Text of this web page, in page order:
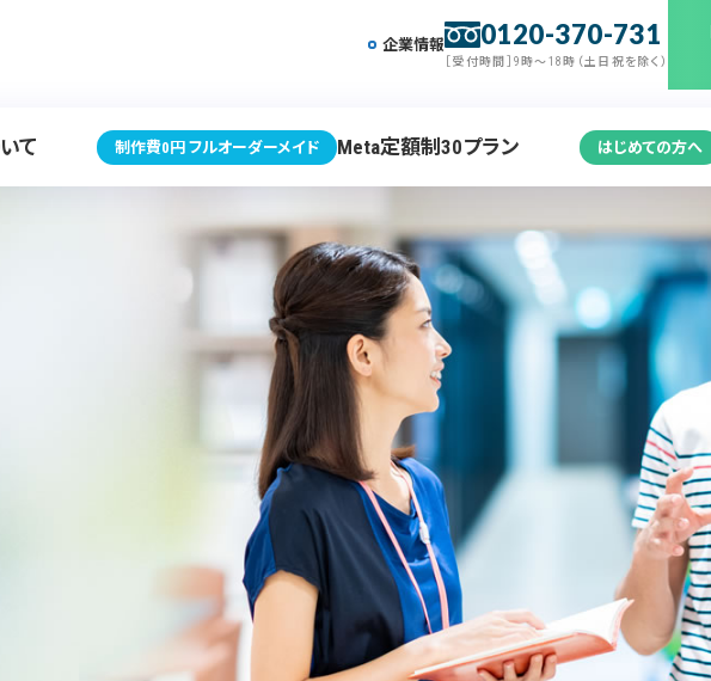
企業情報 0120-370-731
［受付時間］9時～18時（土日祝を除く）
て 制作費0円 フルオーダーメイド Meta定額制30プラン はじめての方へ